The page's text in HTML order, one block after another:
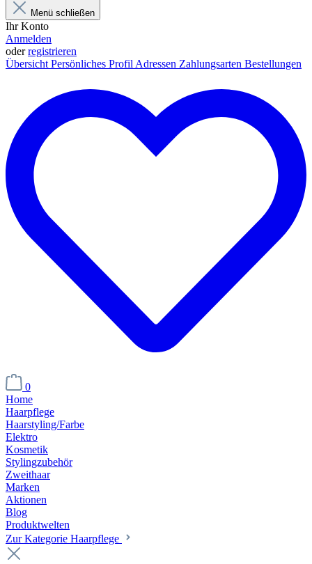
Menü schließen
Ihr Konto
Anmelden
oderregistrieren
Übersicht Persönliches Profil Adressen Zahlungsarten Bestellungen
0
Home
Haarpflege
Haarstyling/Farbe
Elektro
Kosmetik
Stylingzubehör
Zweithaar
Marken
Aktionen
Blog
Produktwelten
Zur Kategorie Haarpflege